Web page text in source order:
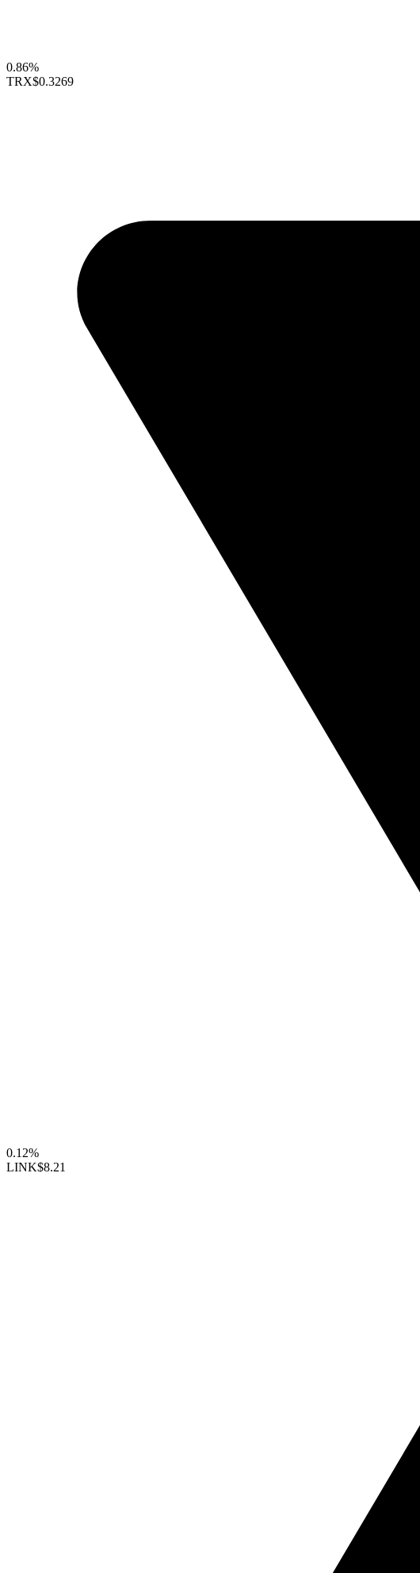
0.86%
TRX$0.3269
0.12%
LINK$8.21